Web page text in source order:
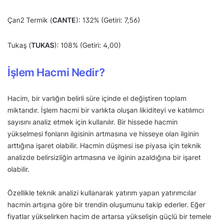
Çan2 Termik (CANTE): 132% (Getiri: 7,56)
Tukaş (TUKAS): 108% (Getiri: 4,00)
İşlem Hacmi Nedir?
Hacim, bir varlığın belirli süre içinde el değiştiren toplam
miktarıdır. İşlem hacmi bir varlıkta oluşan likiditeyi ve katılımcı
sayısını analiz etmek için kullanılır. Bir hissede hacmin
yükselmesi fonların ilgisinin artmasına ve hisseye olan ilginin
arttığına işaret olabilir. Hacmin düşmesi ise piyasa için teknik
analizde belirsizliğin artmasına ve ilginin azaldığına bir işaret
olabilir.
Özellikle teknik analizi kullanarak yatırım yapan yatırımcılar
hacmin artışına göre bir trendin oluşumunu takip ederler. Eğer
fiyatlar yükselirken hacim de artarsa yükselişin güçlü bir temele